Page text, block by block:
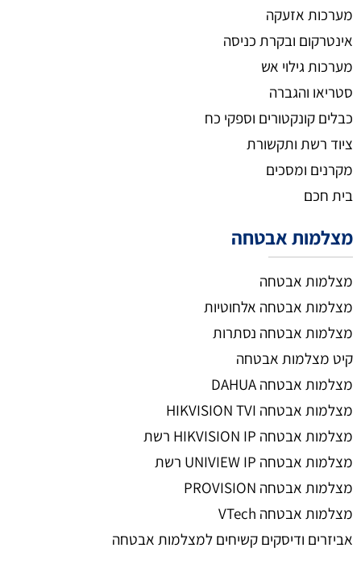
מערכות אזעקה
אינטרקום ובקרת כניסה
מערכות גילוי אש
סטריאו והגברה
כבלים קונקטורים וספקי כח
ציוד רשת ותקשורת
מקרנים ומסכים
בית חכם
מצלמות אבטחה
מצלמות אבטחה
מצלמות אבטחה אלחוטיות
מצלמות אבטחה נסתרות
קיט מצלמות אבטחה
מצלמות אבטחה DAHUA
מצלמות אבטחה HIKVISION TVI
מצלמות אבטחה HIKVISION IP רשת
מצלמות אבטחה UNIVIEW IP רשת
מצלמות אבטחה PROVISION
מצלמות אבטחה VTech
אביזרים ודיסקים קשיחים למצלמות אבטחה